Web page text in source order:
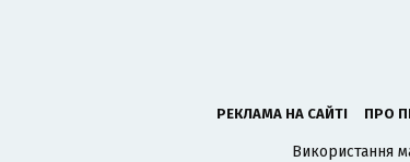
РЕКЛАМА НА САЙТІ ПРО
Використання